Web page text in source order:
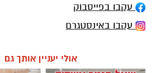
עקבו בפייסבוק
עקבו באינסטגרם
אולי יעניין אותך גם